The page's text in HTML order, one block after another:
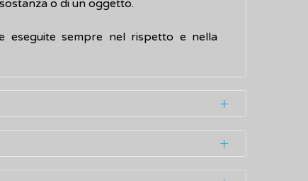
o di un oggetto.
eseguite sempre nel rispetto e nella
in: